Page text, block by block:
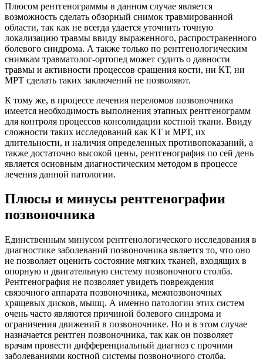
Плюсом рентгенограммы в данном случае является
возможность сделать обзорный снимок травмированной
области, так как не всегда удается уточнить точную
локализацию травмы ввиду выраженного, распространенного
болевого синдрома. А также только по рентгенологическим
снимкам травматолог-ортопед может судить о давности
травмы и активности процессов сращения кости, ни КТ, ни
МРТ сделать таких заключений не позволяют.
К тому же, в процессе лечения переломов позвоночника
имеется необходимость выполнения этапных рентгенограмм
для контроля процессов консолидации костной ткани. Ввиду
сложности таких исследований как КТ и МРТ, их
длительности, и наличия определенных противопоказаний, а
также достаточно высокой цены, рентгенография по сей день
является основным диагностическим методом в процессе
лечения данной патологии.
Плюсы и минусы рентгенографии
позвоночника
Единственным минусом рентгенологического исследования в
диагностике заболеваний позвоночника является то, что оно
не позволяет оценить состояние мягких тканей, входящих в
опорную и двигательную систему позвоночного столба.
Рентгенография не позволяет увидеть повреждения
связочного аппарата позвоночника, межпозвоночных
хрящевых дисков, мышц. А именно патологии этих систем
очень часто являются причиной болевого синдрома и
ограничения движений в позвоночнике. Но и в этом случае
назначается рентген позвоночника, так как он позволяет
врачам провести дифференциальный диагноз с прочими
заболеваниями костной системы позвоночного столба.